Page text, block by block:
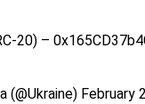
20) –
(@Ukraine) February